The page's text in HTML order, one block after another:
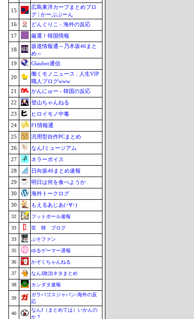
15
広島東洋カープまとめブロ
グ | かーぷぶーん
16
どんぐりこ - 海外の反応
17
厳選！韓国情報
18
坂道情報通～乃木坂46まと
め～
19
Glauber通信
20
働くモノニュース : 人生VIP
職人ブログwww
21
かんにゅー - 韓国の反応
22
登山ちゃんねる
23
ヒロイモノ中毒
24
F1情報通
25
汎用型自作PCまとめ
26
なんJミュージアム
27
ネラーボイス
28
日向坂46まとめ速報
29
明日は何を食べようか
30
海外トークログ
30
もえるあじあ(･∀･)
32 フットボール速報
33 笑 韓 ブログ
33 ぷそファン
35 ゆるゲーマー遅報
36 かぞくちゃんねる
37 なんJ政治ネタまとめ
38 カンダタ速報
39
ガラパゴスジャパン-海外の反
応
40
なんJ（まとめては）いかんの
か？